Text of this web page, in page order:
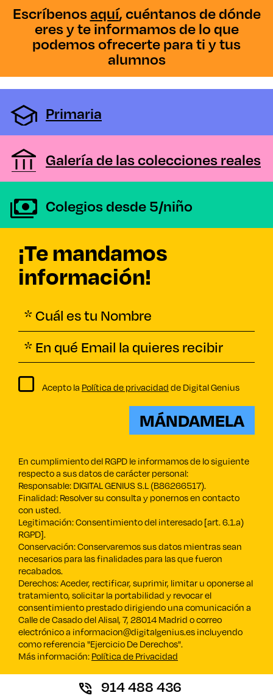
Escríbenosaquí, cuéntanos de dónde
eres y te informamos de lo que
podemos ofrecerte para ti y tus
alumnos
Primaria
Galería de las colecciones reales
Colegios desde 5/niño
¡Te mandamos
información!
Acepto la Política de privacidad de Digital Genius
MÁNDAMELA
En cumplimiento del RGPD le informamos de lo siguiente
respecto a sus datos de carácter personal:
Responsable: DIGITAL GENIUS S.L (B86266517).
Finalidad: Resolver su consulta y ponernos en contacto
con usted.
Legitimación: Consentimiento del interesado [art. 6.1.a)
RGPD].
Conservación: Conservaremos sus datos mientras sean
necesarios para las finalidades para las que fueron
recabados.
Derechos: Aceder, rectificar, suprimir, limitar u oponerse al
tratamiento, solicitar la portabilidad y revocar el
consentimiento prestado dirigiendo una comunicación a
Calle de Casado del Alisal, 7, 28014 Madrid o correo
electrónico a informacion@digitalgenius.es incluyendo
como referencia "Ejercicio De Derechos".
Más información: Política de Privacidad
914 488 436